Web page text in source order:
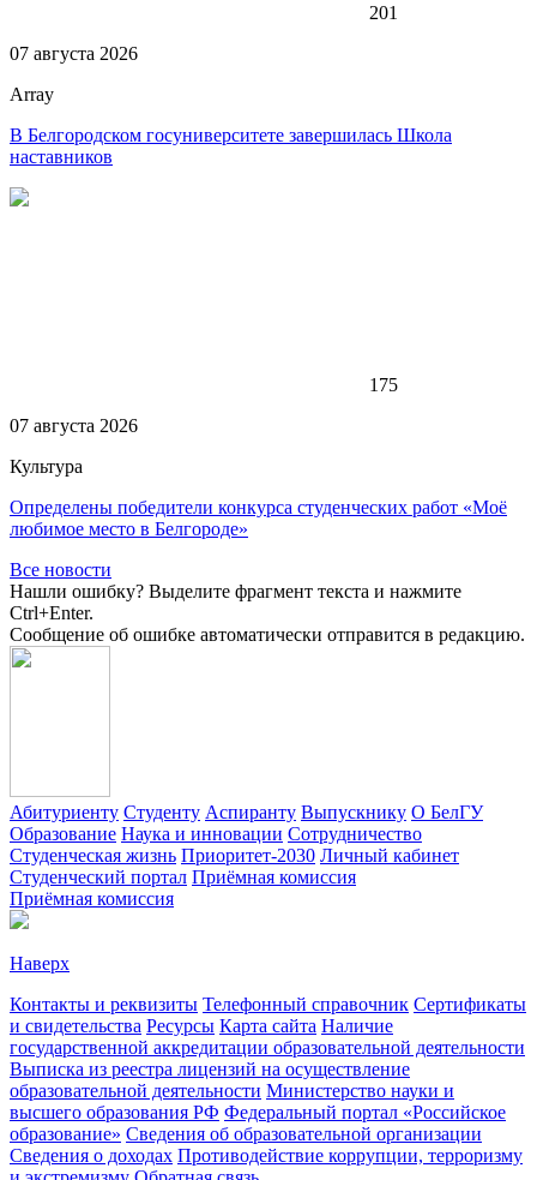
201
07 августа 2026
Array
В Белгородском госуниверситете завершилась Школа
наставников
175
07 августа 2026
Культура
Определены победители конкурса студенческих работ «Моё
любимое место в Белгороде»
Все новости
Нашли ошибку? Выделите фрагмент текста и нажмите
Ctrl+Enter.
Сообщение об ошибке автоматически отправится в редакцию.
Абитуриенту Студенту Аспиранту Выпускнику О БелГУ
Образование Наука и инновации Сотрудничество
Студенческая жизнь Приоритет-2030 Личный кабинет
Студенческий портал Приёмная комиссия
Приёмная комиссия
Наверх
Контакты и реквизиты Телефонный справочник Сертификаты
и свидетельства Ресурсы Карта сайта Наличие
государственной аккредитации образовательной деятельности
Выписка из реестра лицензий на осуществление
образовательной деятельности Министерствo науки и
высшего образования РФ Федеральный портал «Российское
образование» Сведения об образовательной организации
Сведения о доходах Противодействие коррупции, терроризму